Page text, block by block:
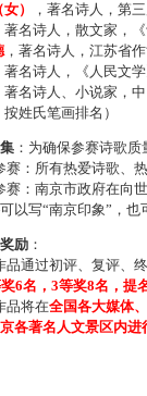
）
，著名诗人，第
著名诗人，散文家，
，著名诗人，江苏省
著名诗人，《人民文
著名诗人、小说家，
氏笔画排名）
：为确保参赛诗歌
：所有热爱诗歌、
：南京市政府在向
写“南京印象”，也
励 ：
通过初评、复评、
6名，3等奖8名，提
品将在全国各大媒体
各著名人文景区内进